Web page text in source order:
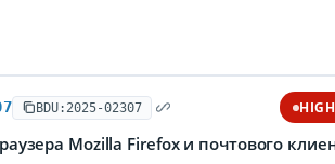
BDU:2025-02307 HIGH
Mozilla Firefox и почтового